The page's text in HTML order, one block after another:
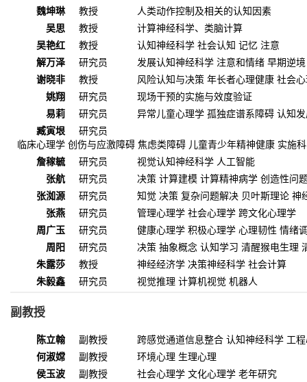
魏坤琳
教授
人类动作控制及相关的认知因素
吴思
教授
计算神经科学、类脑计算
吴艳红
教授
认知神经科学 社会认知 记忆 注意
解万泽
研究员
发展认知神经科学 注意和情绪 早期逆境
谢晓非
教授
风险认知与决策 年长者心理健康 社会
姚翔
研究员
现场干预的实施与效度验证
易莉
研究员
异常儿童心理学 孤独症谱系障碍 认知
臧寅垠
研究员
临床心理学 创伤与应激障碍 焦虑类障碍 儿童青少年精神健康 实施
詹稼毓
研究员
视觉认知神经科学 人工智能
张航
研究员
决策 计算建模 计算精神病学 创造性问
张洳源
研究员
知觉 决策 复杂问题解决 贝叶斯理论 神
张燕
研究员
管理心理学 社会心理学 跨文化心理学
周广玉
研究员
健康心理学 积极心理学 心理韧性 情绪
周阳
研究员
决策 抽象概念 认知学习 清醒猴电生理
朱露莎
教授
神经经济学 决策神经科学 社会计算
朱毅鑫
研究员 视觉推理 计算机视觉 机器人
副教授
陈立翰 副教授
跨感觉通道信息整合 认知神经科学 工
何淑嫦
副教授
环境心理 生理心理
侯玉波
副教授
社会心理学 文化心理学 老年研究